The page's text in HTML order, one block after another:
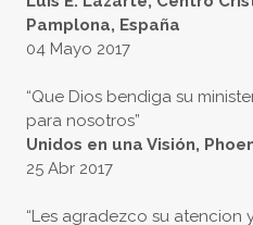
Pamplona, España
04 Mayo 2017
“Que Dios bendiga su
para nosotros”
Unidos en una Visión,
25 Abr 2017
“Les agradezco su atencion